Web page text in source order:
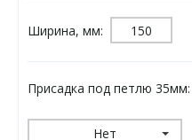
Ширина, мм:
Присадка под петлю 35мм:
Нет